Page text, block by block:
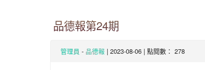
品德報第24期
管理員 - 品德報 | 2023-08-06 | 點閱數： 278